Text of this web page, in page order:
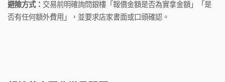
避險方式： 交易前明確詢問銀樓「報價金額是否為實拿金額」「是
否有任何額外費用」，並要求店家書面或口頭確認。